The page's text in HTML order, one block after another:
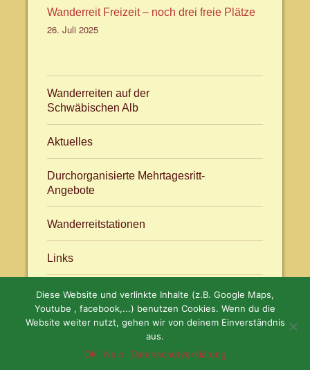
Wanderreit Freizeit – noch drei freie Plätze
26. Juli 2025
Wanderreiten auf der
Schwäbischen Alb
Aktuelles
Durchorganisierte Mehrtagesritt-
Angebote
Wanderreitstationen
Links
Aktuellesfacebook.com/WanderreitenAlb
Diese Website und verlinkte Inhalte (z.B. Google Maps,
Youtube , facebook,...) benutzen Cookies. Wenn du die
Website weiter nutzt, gehen wir von deinem Einverständnis
aus.
OK
Nein Datenschutzerklärung